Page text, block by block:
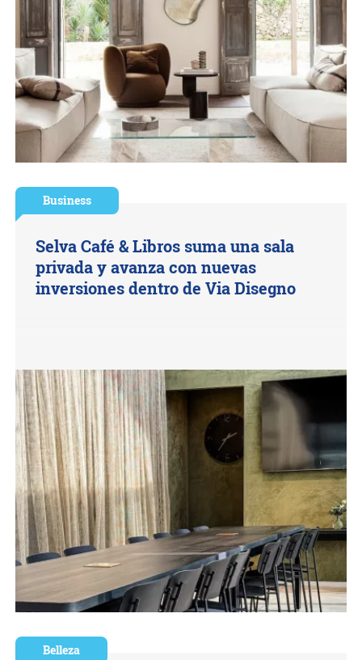
Business
Selva Café & Libros suma una sala
privada y avanza con nuevas
inversiones dentro de Via Disegno
Belleza